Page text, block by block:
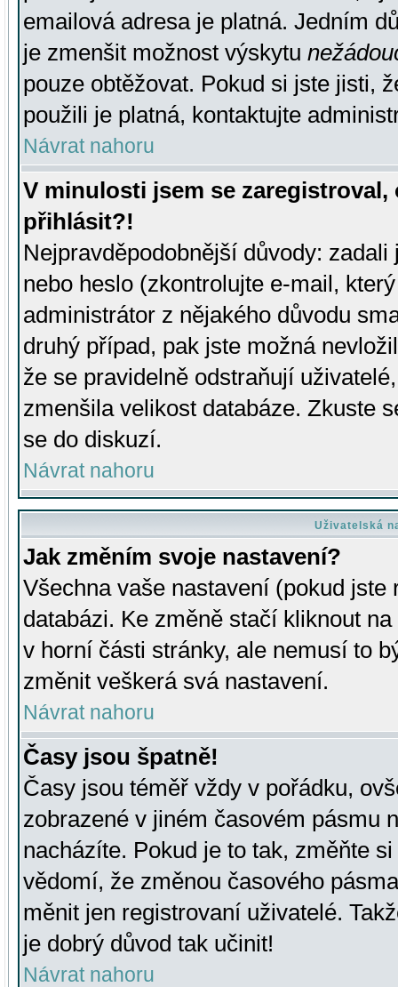
emailová adresa je platná. Jedním
je zmenšit možnost výskytu
pouze obtěžovat. Pokud si jste jisti,
použili je platná, kontaktujte
Návrat nahoru
V minulosti jsem se
přihlásit?!
Nejpravděpodobnější důvody:
nebo heslo (zkontrolujte e-mail,
administrátor z nějakého důvodu
druhý případ, pak jste možná
že se pravidelně odstraňují
zmenšila velikost databáze. Zkuste
se do diskuzí.
Návrat nahoru
Uživatelská
Jak změním svoje nastavení?
Všechna vaše nastavení (pokud
databázi. Ke změně stačí kliknout
v horní části stránky, ale nemusí to
změnit veškerá svá nastavení.
Návrat nahoru
Časy jsou špatně!
Časy jsou téměř vždy v pořádku,
zobrazené v jiném časovém pásmu
nacházíte. Pokud je to tak, změňte
vědomí, že změnou časového
měnit jen registrovaní uživatelé.
je dobrý důvod tak učinit!
Návrat nahoru